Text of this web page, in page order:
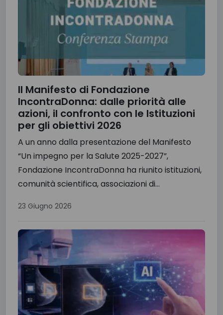
Il Manifesto di Fondazione
IncontraDonna: dalle priorità alle
azioni, il confronto con le Istituzioni
per gli obiettivi 2026
A un anno dalla presentazione del Manifesto
“Un impegno per la Salute 2025-2027”,
Fondazione IncontraDonna ha riunito istituzioni,
comunità scientifica, associazioni di...
23 Giugno 2026